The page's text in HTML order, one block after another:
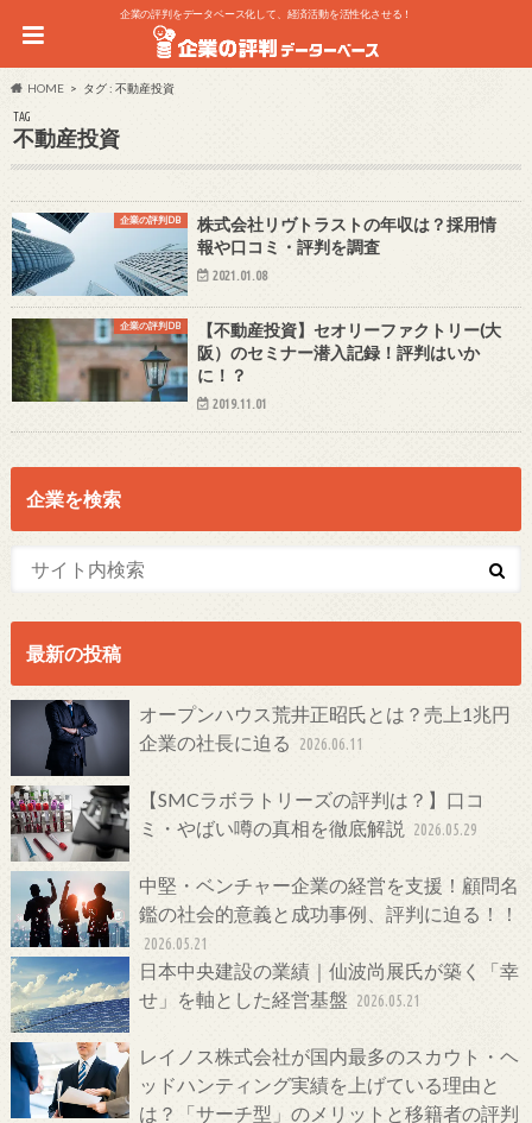
企業の評判をデータベース化して、経済活動を活性化させる！
HOME タグ : 不動産投資
TAG
不動産投資
企業の評判DB
株式会社リヴトラストの年収は？採用情
報や口コミ・評判を調査
2021.01.08
企業の評判DB
【不動産投資】セオリーファクトリー(大
阪）のセミナー潜入記録！評判はいか
に！？
2019.11.01
企業を検索
最新の投稿
オープンハウス荒井正昭氏とは？売上1兆円
企業の社長に迫る
2026.06.11
【SMCラボラトリーズの評判は？】口コ
ミ・やばい噂の真相を徹底解説
2026.05.29
中堅・ベンチャー企業の経営を支援！顧問名
鑑の社会的意義と成功事例、評判に迫る！！
2026.05.21
日本中央建設の業績｜仙波尚展氏が築く「幸
せ」を軸とした経営基盤 2026.05.21
レイノス株式会社が国内最多のスカウト・ヘ
ッドハンティング実績を上げている理由と
は？「サーチ型」のメリットと移籍者の評判